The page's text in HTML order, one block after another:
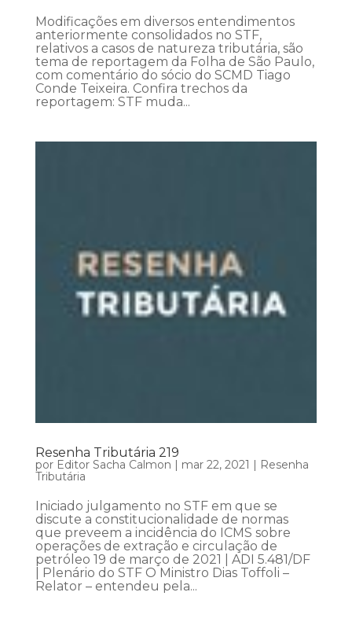
Modificações em diversos entendimentos
anteriormente consolidados no STF,
relativos a casos de natureza tributária, são
tema de reportagem da Folha de São Paulo,
com comentário do sócio do SCMD Tiago
Conde Teixeira. Confira trechos da
reportagem: STF muda...
Resenha Tributária 219
por Editor Sacha Calmon | mar 22, 2021 | Resenha
Tributária
Iniciado julgamento no STF em que se
discute a constitucionalidade de normas
que preveem a incidência do ICMS sobre
operações de extração e circulação de
petróleo 19 de março de 2021 | ADI 5.481/DF
| Plenário do STF O Ministro Dias Toffoli –
Relator – entendeu pela...